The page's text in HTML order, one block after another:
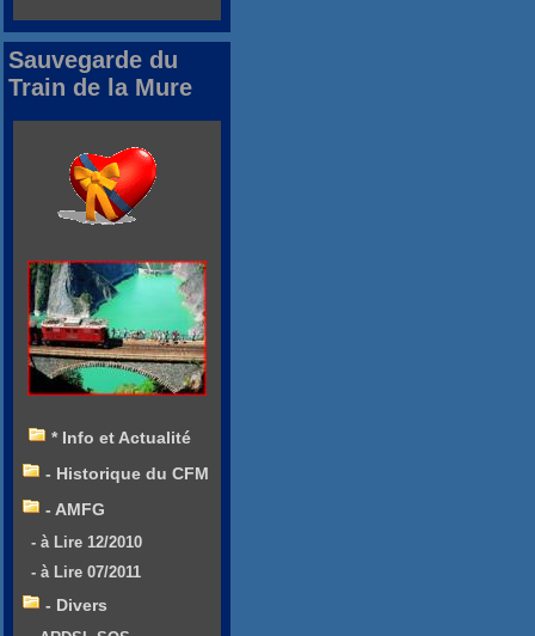
Sauvegarde du
Train de la Mure
* Info et Actualité
- Historique du CFM
- AMFG
- à Lire 12/2010
- à Lire 07/2011
- Divers